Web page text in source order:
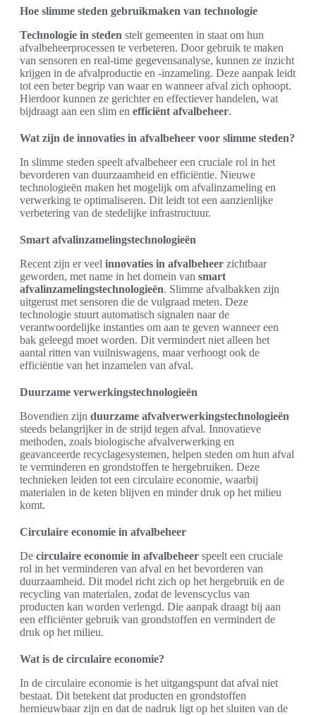
Hoe slimme steden gebruikmaken van technologie
Technologie in steden stelt gemeenten in staat om hun
afvalbeheerprocessen te verbeteren. Door gebruik te maken
van sensoren en real-time gegevensanalyse, kunnen ze inzicht
krijgen in de afvalproductie en -inzameling. Deze aanpak leidt
tot een beter begrip van waar en wanneer afval zich ophoopt.
Hierdoor kunnen ze gerichter en effectiever handelen, wat
bijdraagt aan een slim en efficiënt afvalbeheer.
Wat zijn de innovaties in afvalbeheer voor slimme steden?
In slimme steden speelt afvalbeheer een cruciale rol in het
bevorderen van duurzaamheid en efficiëntie. Nieuwe
technologieën maken het mogelijk om afvalinzameling en
verwerking te optimaliseren. Dit leidt tot een aanzienlijke
verbetering van de stedelijke infrastructuur.
Smart afvalinzamelingstechnologieën
Recent zijn er veel innovaties in afvalbeheer zichtbaar
geworden, met name in het domein van smart
afvalinzamelingstechnologieën. Slimme afvalbakken zijn
uitgerust met sensoren die de vulgraad meten. Deze
technologie stuurt automatisch signalen naar de
verantwoordelijke instanties om aan te geven wanneer een
bak geleegd moet worden. Dit vermindert niet alleen het
aantal ritten van vuilniswagens, maar verhoogt ook de
efficiëntie van het inzamelen van afval.
Duurzame verwerkingstechnologieën
Bovendien zijn duurzame afvalverwerkingstechnologieën
steeds belangrijker in de strijd tegen afval. Innovatieve
methoden, zoals biologische afvalverwerking en
geavanceerde recyclagesystemen, helpen steden om hun afval
te verminderen en grondstoffen te hergebruiken. Deze
technieken leiden tot een circulaire economie, waarbij
materialen in de keten blijven en minder druk op het milieu
komt.
Circulaire economie in afvalbeheer
De circulaire economie in afvalbeheer speelt een cruciale
rol in het verminderen van afval en het bevorderen van
duurzaamheid. Dit model richt zich op het hergebruik en de
recycling van materialen, zodat de levenscyclus van
producten kan worden verlengd. Die aanpak draagt bij aan
een efficiënter gebruik van grondstoffen en vermindert de
druk op het milieu.
Wat is de circulaire economie?
In de circulaire economie is het uitgangspunt dat afval niet
bestaat. Dit betekent dat producten en grondstoffen
hernieuwbaar zijn en dat de nadruk ligt op het sluiten van de